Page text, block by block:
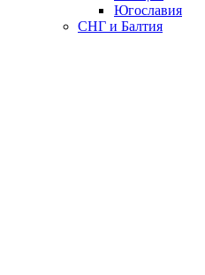
Югославия
СНГ и Балтия